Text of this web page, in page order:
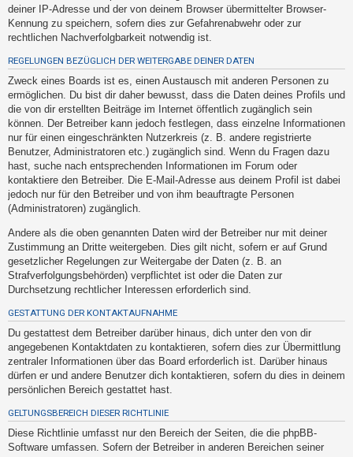
t
i
v
e
T
h
e
m
e
n
S
u
c
e
F
A
Q
deiner IP-Adresse und der von deinem Browser übermittelter Browser-
Kennung zu speichern, sofern dies zur Gefahrenabwehr oder zur
rechtlichen Nachverfolgbarkeit notwendig ist.
REGELUNGEN BEZÜGLICH DER WEITERGABE DEINER DATEN
Zweck eines Boards ist es, einen Austausch mit anderen Personen zu
ermöglichen. Du bist dir daher bewusst, dass die Daten deines Profils und
die von dir erstellten Beiträge im Internet öffentlich zugänglich sein
können. Der Betreiber kann jedoch festlegen, dass einzelne Informationen
nur für einen eingeschränkten Nutzerkreis (z. B. andere registrierte
Benutzer, Administratoren etc.) zugänglich sind. Wenn du Fragen dazu
hast, suche nach entsprechenden Informationen im Forum oder
kontaktiere den Betreiber. Die E-Mail-Adresse aus deinem Profil ist dabei
jedoch nur für den Betreiber und von ihm beauftragte Personen
(Administratoren) zugänglich.
Andere als die oben genannten Daten wird der Betreiber nur mit deiner
Zustimmung an Dritte weitergeben. Dies gilt nicht, sofern er auf Grund
gesetzlicher Regelungen zur Weitergabe der Daten (z. B. an
Strafverfolgungsbehörden) verpflichtet ist oder die Daten zur
Durchsetzung rechtlicher Interessen erforderlich sind.
GESTATTUNG DER KONTAKTAUFNAHME
Du gestattest dem Betreiber darüber hinaus, dich unter den von dir
angegebenen Kontaktdaten zu kontaktieren, sofern dies zur Übermittlung
zentraler Informationen über das Board erforderlich ist. Darüber hinaus
dürfen er und andere Benutzer dich kontaktieren, sofern du dies in deinem
persönlichen Bereich gestattet hast.
GELTUNGSBEREICH DIESER RICHTLINIE
Diese Richtlinie umfasst nur den Bereich der Seiten, die die phpBB-
Software umfassen. Sofern der Betreiber in anderen Bereichen seiner